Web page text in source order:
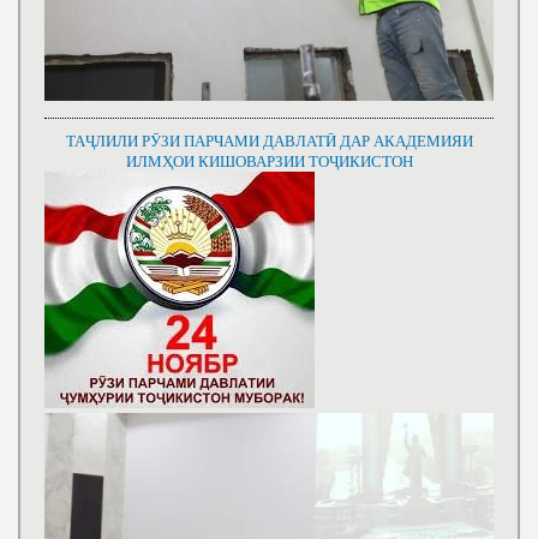
ТАҶЛИЛИ РӮЗИ ПАРЧАМИ ДАВЛАТӢ ДАР АКАДЕМИЯИ
ИЛМҲОИ КИШОВАРЗИИ ТОҶИКИСТОН